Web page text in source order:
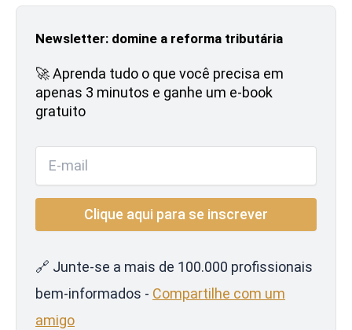
Newsletter: domine a reforma tributária
🚀 Aprenda tudo o que você precisa em
apenas 3 minutos e ganhe um e-book
gratuito
🔗 Junte-se a mais de 100.000 profissionais
bem-informados - Compartilhe com um
amigo